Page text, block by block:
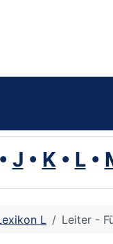
• J • K• L•
L Leiter -